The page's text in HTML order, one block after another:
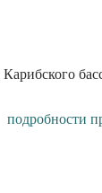
подробности